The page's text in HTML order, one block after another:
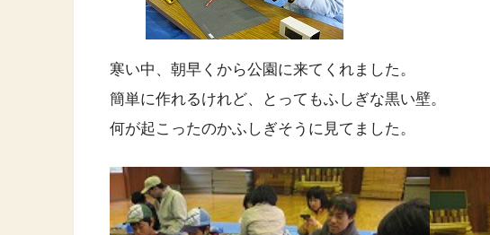
寒い中、朝早くから公園に来てくれました。
簡単に作れるけれど、とってもふしぎな黒い壁。
何が起こったのかふしぎそうに見てました。